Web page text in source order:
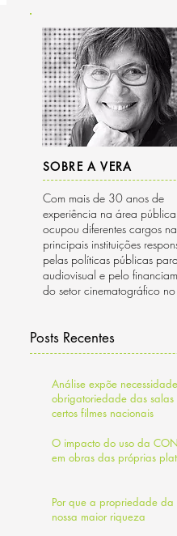
Com mais de 30 anos de
experiência na área
ocupou diferentes cargos
principais instituições
pelas políticas públicas
audiovisual e pelo
do setor cinematográfico no
SOBRE A VERA
Posts Recentes
Análise expõe
obrigatoriedade das
certos filmes nacionais
O impacto do uso da
em obras das próprias
Por que a propriedade da
nossa maior riqueza